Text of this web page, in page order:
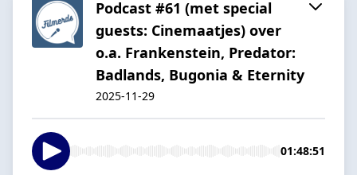
Podcast #61 (met special
guests: Cinemaatjes) over
o.a. Frankenstein, Predator:
Badlands, Bugonia & Eternity
2025-11-29
01:48:51